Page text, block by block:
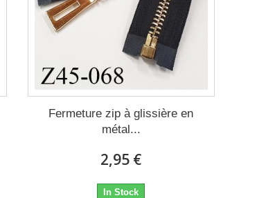
Fermeture zip à glissière en
métal...
2,95 €
In Stock